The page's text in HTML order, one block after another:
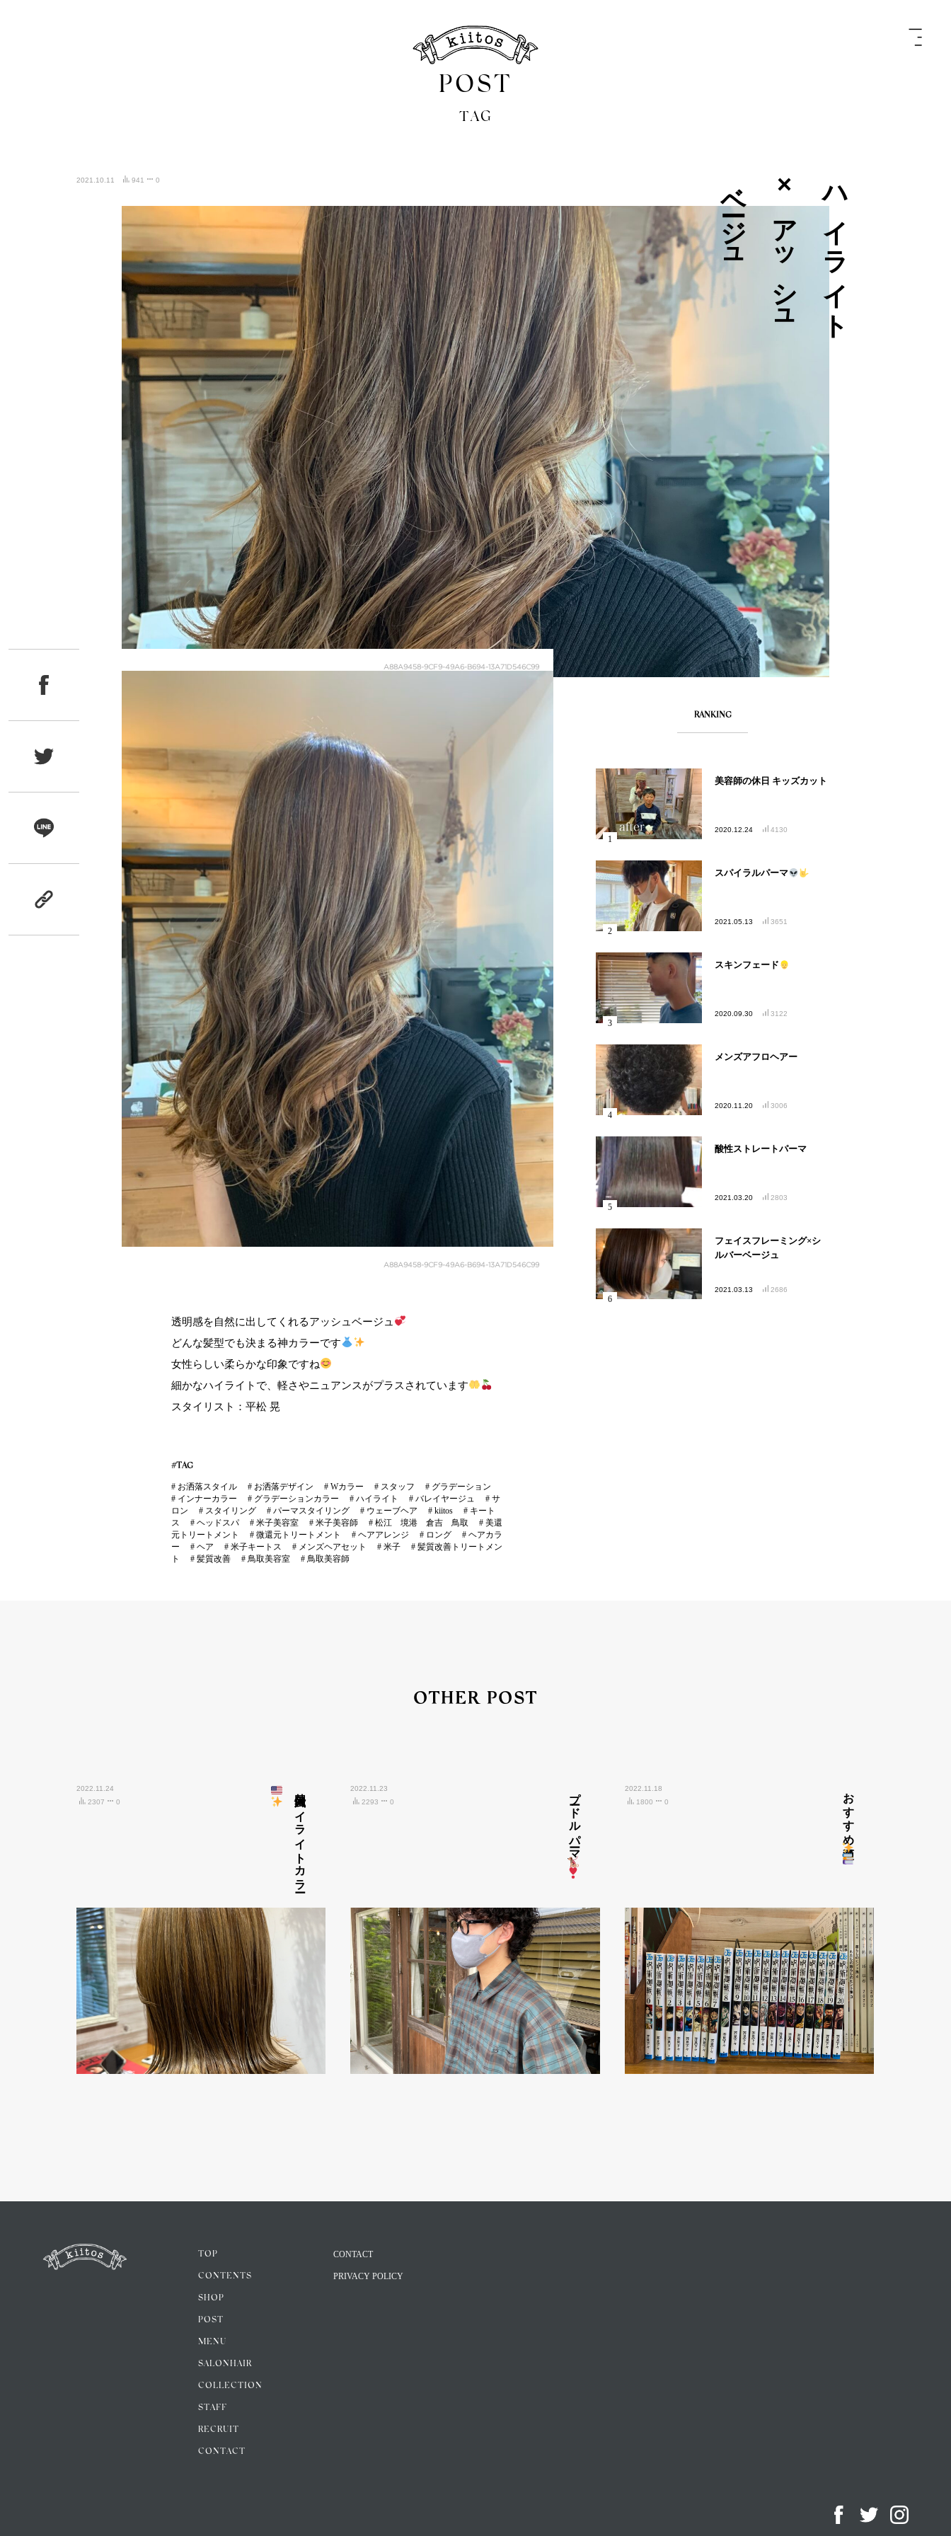
POST
TAG
2021.10.11 941 0 ハ
イ
ラ
イ
ト
×
ア
ッ
シ
ュ
ベ
ー
ジ
ュ
A88A9458-9CF9-49A6-B694-13A71D546C99
A88A9458-9CF9-49A6-B694-13A71D546C99
透明感を自然に出してくれるアッシュベージュ
どんな髪型でも決まる神カラーです
女性らしい柔らかな印象ですね
細かなハイライトで、軽さやニュアンスがプラスされています
スタイリスト：平松 晃
#TAG
# お洒落スタイル # お洒落デザイン # Wカラー # スタッフ # グラデーション
# インナーカラー # グラデーションカラー # ハイライト # バレイヤージュ # サ
ロン
# スタイリング # パーマスタイリング # ウェーブヘア # kiitos # キート
ス
# ヘッドスパ # 米子美容室 # 米子美容師 # 松江 境港 倉吉 鳥取 # 美還
元トリートメント
# 微還元トリートメント # ヘアアレンジ # ロング # ヘアカラ
ー
# ヘア # 米子キートス # メンズヘアセット # 米子 # 髪質改善トリートメン
ト
# 髪質改善 # 鳥取美容室 # 鳥取美容師
RANKING
美容師の休日 キッズカット
2020.12.24 4130
スパイラルパーマ
2021.05.13 3651
スキンフェード
2020.09.30 3122
メンズアフロヘアー
2020.11.20 3006
酸性ストレートパーマ
2021.03.20 2803
フェイスフレーミング×シ
ルバーベージュ
2021.03.13 2686
OTHER POST
2022.11.24
2307
0 外国人風ハイライトカラー
2022.11.23
2293
0 プードルパーマ
2022.11.18
1800
0 おすすめ漫画
TOP
CONTENTS
SHOP
POST
MENU
SALONHAIR
COLLECTION
STAFF
RECRUIT
CONTACT
CONTACT
PRIVACY POLICY